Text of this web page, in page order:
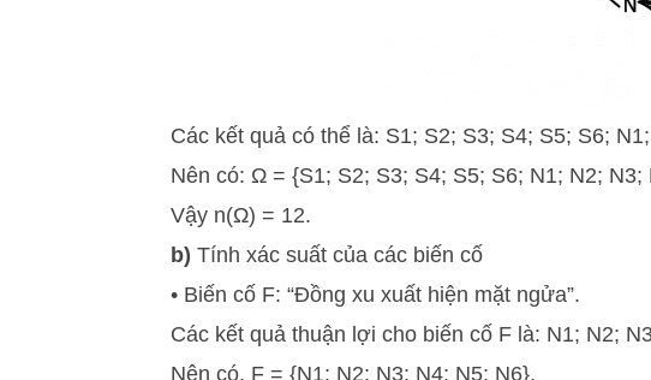
Các kết quả có thể là: S1; S2; S3; S4; S5; S6;
Nên có: Ω = {S1; S2; S3; S4; S5; S6; N1; N2; N3;
Vậy n(Ω) = 12.
b) Tính xác suất của các biến cố
• Biến cố F: “Đồng xu xuất hiện mặt ngửa”.
Các kết quả thuận lợi cho biến cố F là: N1; N2;
Nên có, F = {N1; N2; N3; N4; N5; N6}.